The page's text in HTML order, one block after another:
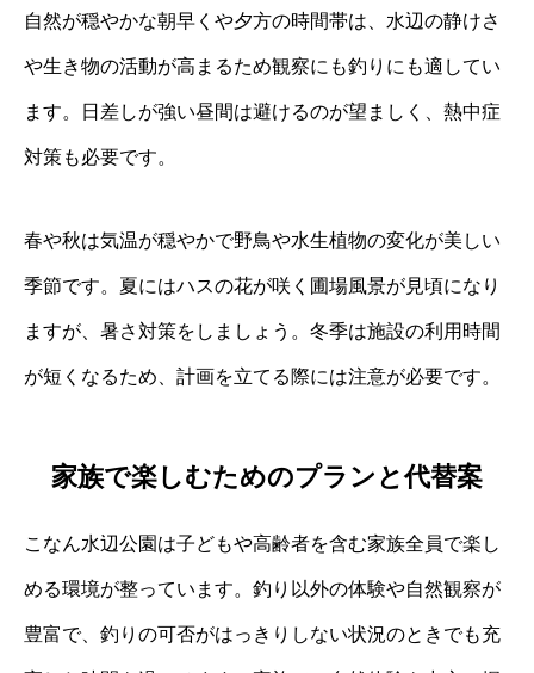
自然が穏やかな朝早くや夕方の時間帯は、水辺の静けさ
や生き物の活動が高まるため観察にも釣りにも適してい
ます。日差しが強い昼間は避けるのが望ましく、熱中症
対策も必要です。
春や秋は気温が穏やかで野鳥や水生植物の変化が美しい
季節です。夏にはハスの花が咲く圃場風景が見頃になり
ますが、暑さ対策をしましょう。冬季は施設の利用時間
が短くなるため、計画を立てる際には注意が必要です。
家族で楽しむためのプランと代替案
こなん水辺公園は子どもや高齢者を含む家族全員で楽し
める環境が整っています。釣り以外の体験や自然観察が
豊富で、釣りの可否がはっきりしない状況のときでも充